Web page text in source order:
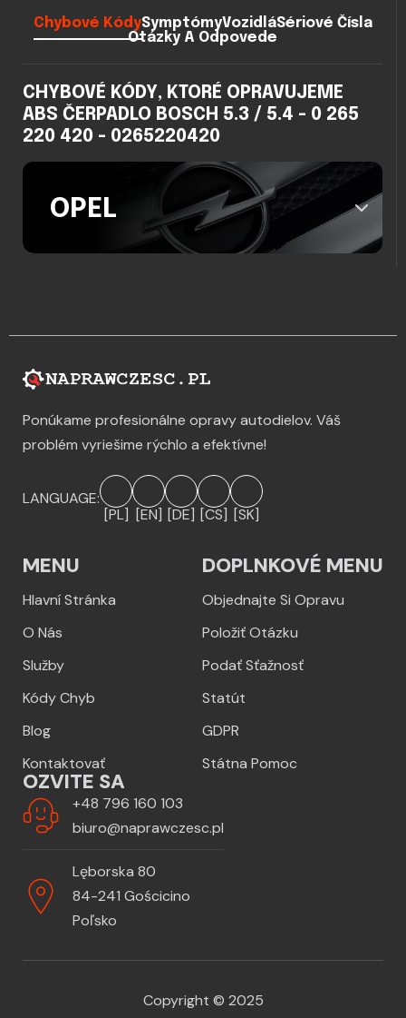
Chybové KódySymptómyVozidláSériové Čísla
Otázky A Odpovede
CHYBOVÉ KÓDY, KTORÉ OPRAVUJEME
ABS ČERPADLO BOSCH 5.3 / 5.4 - 0 265
220 420 - 0265220420
OPEL
Ponúkame profesionálne opravy autodielov. Váš
problém vyriešime rýchlo a efektívne!
LANGUAGE:
[PL] [EN] [DE] [CS] [SK]
MENU
Hlavní Stránka
O Nás
Služby
Kódy Chyb
Blog
Kontaktovať
DOPLNKOVÉ MENU
Objednajte Si Opravu
Položiť Otázku
Podať Sťažnosť
Statút
GDPR
Státna Pomoc
OZVITE SA
+48 796 160 103
biuro@naprawczesc.pl
Lęborska 80
84-241 Gościcino
Poľsko
Copyright © 2025